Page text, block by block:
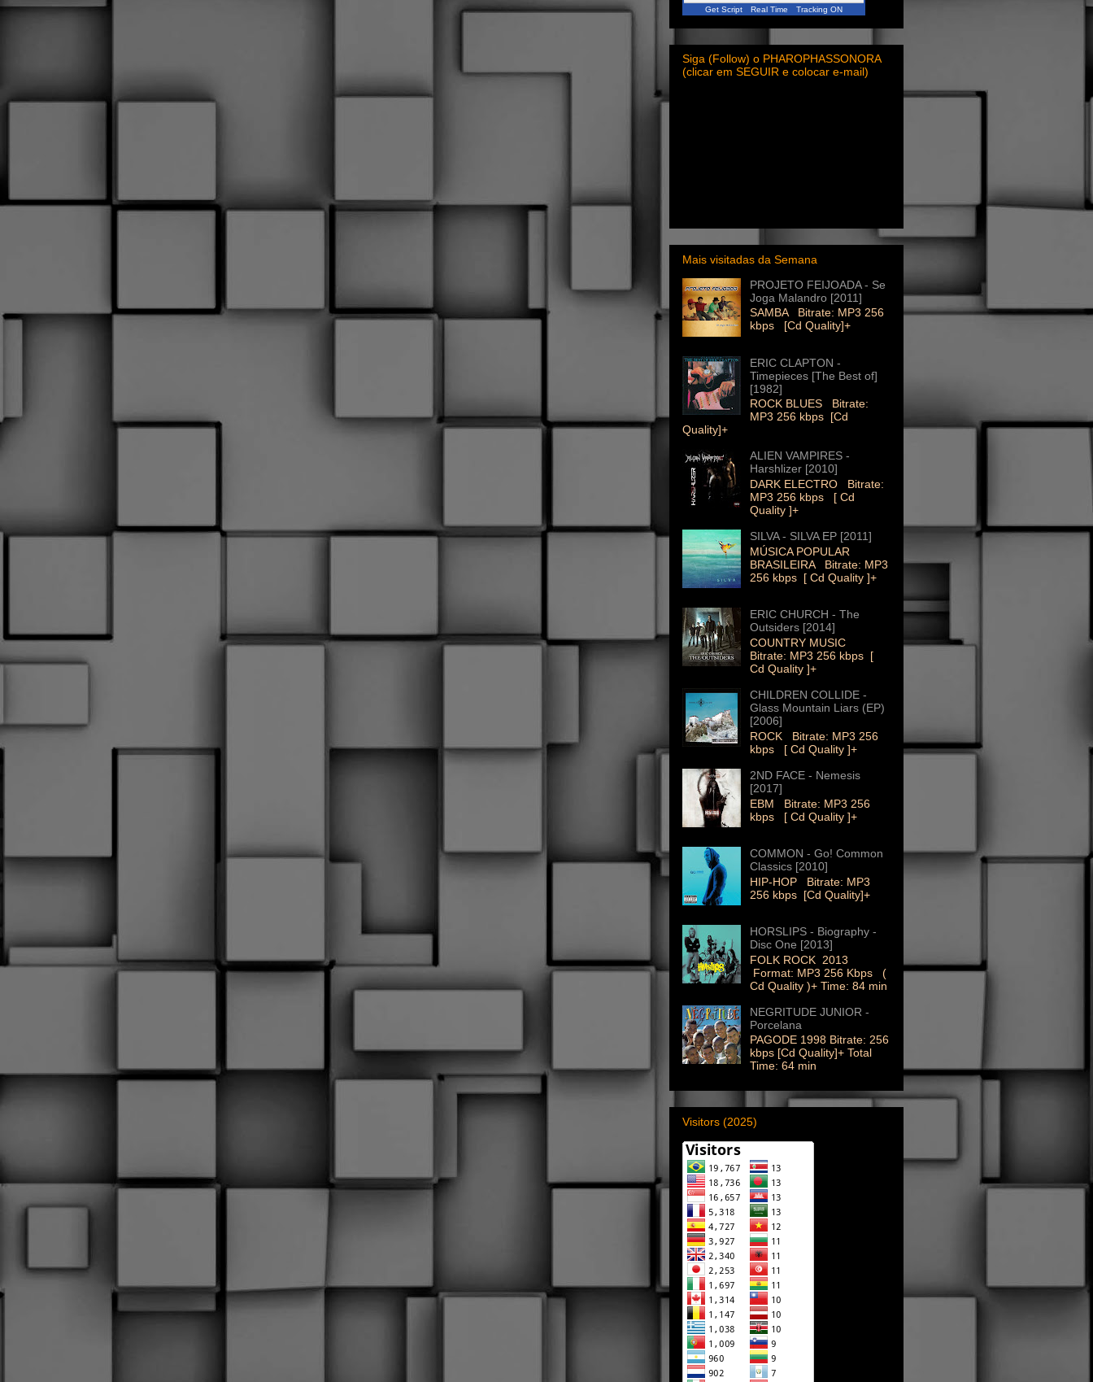
Get Script Real Time Tracking ON
Siga (Follow) o PHAROPHASSONORA
(clicar em SEGUIR e colocar e-mail)
Mais visitadas da Semana
PROJETO FEIJOADA - Se
Joga Malandro [2011]
SAMBA Bitrate: MP3 256
kbps [Cd Quality]+
ERIC CLAPTON -
Timepieces [The Best of]
[1982]
ROCK BLUES Bitrate:
MP3 256 kbps [Cd
Quality]+
ALIEN VAMPIRES -
Harshlizer [2010]
DARK ELECTRO Bitrate:
MP3 256 kbps [ Cd
Quality ]+
SILVA - SILVA EP [2011]
MÚSICA POPULAR
BRASILEIRA Bitrate: MP3
256 kbps [ Cd Quality ]+
ERIC CHURCH - The
Outsiders [2014]
COUNTRY MUSIC
Bitrate: MP3 256 kbps [
Cd Quality ]+
CHILDREN COLLIDE -
Glass Mountain Liars (EP)
[2006]
ROCK Bitrate: MP3 256
kbps [ Cd Quality ]+
2ND FACE - Nemesis
[2017]
EBM Bitrate: MP3 256
kbps [ Cd Quality ]+
COMMON - Go! Common
Classics [2010]
HIP-HOP Bitrate: MP3
256 kbps [Cd Quality]+
HORSLIPS - Biography -
Disc One [2013]
FOLK ROCK 2013
Format: MP3 256 Kbps (
Cd Quality )+ Time: 84 min
NEGRITUDE JUNIOR -
Porcelana
PAGODE 1998 Bitrate: 256
kbps [Cd Quality]+ Total
Time: 64 min
Visitors (2025)